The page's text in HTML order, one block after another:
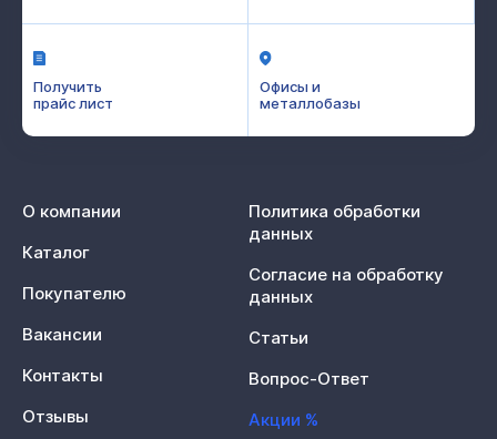
Получить
прайс лист
Офисы и
металлобазы
О компании
Каталог
Покупателю
Вакансии
Контакты
Отзывы
Политика обработки
данных
Согласие на обработку
данных
Статьи
Вопрос-Ответ
Акции %